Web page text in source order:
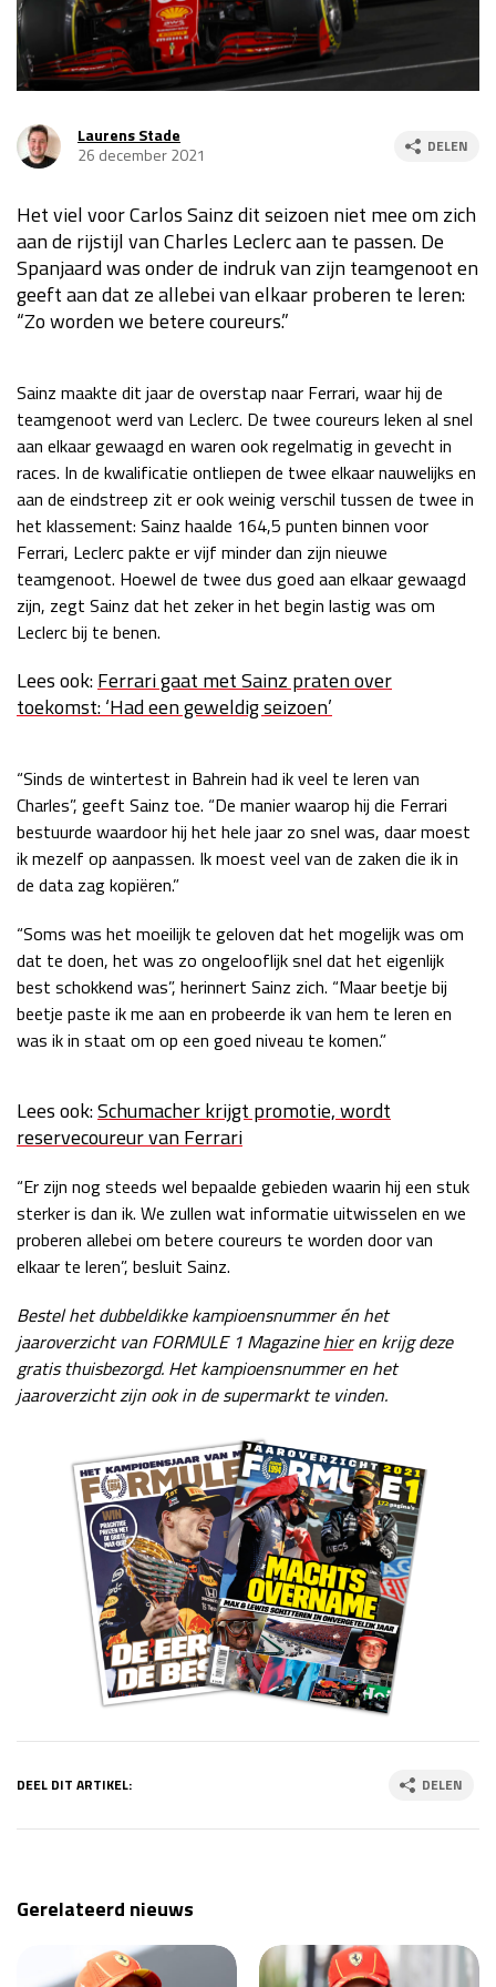
Race
za 13:00 - 15:00
Kwalificatie
za 23:00 - 00:00
Race
zo 21:00 - 23:00
GP MEXICO 2026 30 okt - 01 nov
Kwalificatie
za 22:00 - 23:00
Race
zo 21:00 - 23:00
Kwalificatie
za 19:00 - 20:00
Race
LAS VEGAS GRAND PRIX 2026 20 - 22 nov
Kwalificatie
za 05:00 - 06:00
Race
zo 05:00 - 07:00
Kwalificatie
za 19:00 - 20:00
Race
GP ABU DHABI 2026
Race
zo 14:00 - 16:00
Laurens Stade
26 december 2021
DELEN
Het viel voor Carlos Sainz dit seizoen niet mee om zich
aan de rijstijl van Charles Leclerc aan te passen. De
Spanjaard was onder de indruk van zijn teamgenoot en
geeft aan dat ze allebei van elkaar proberen te leren:
“Zo worden we betere coureurs.”
Sainz maakte dit jaar de overstap naar Ferrari, waar hij de
teamgenoot werd van Leclerc. De twee coureurs leken al snel
aan elkaar gewaagd en waren ook regelmatig in gevecht in
races. In de kwalificatie ontliepen de twee elkaar nauwelijks en
aan de eindstreep zit er ook weinig verschil tussen de twee in
het klassement: Sainz haalde 164,5 punten binnen voor
Ferrari, Leclerc pakte er vijf minder dan zijn nieuwe
teamgenoot. Hoewel de twee dus goed aan elkaar gewaagd
zijn, zegt Sainz dat het zeker in het begin lastig was om
Leclerc bij te benen.
Lees ook:Ferrari gaat met Sainz praten over
toekomst: ‘Had een geweldig seizoen’
“Sinds de wintertest in Bahrein had ik veel te leren van
Charles”, geeft Sainz toe. “De manier waarop hij die Ferrari
bestuurde waardoor hij het hele jaar zo snel was, daar moest
ik mezelf op aanpassen. Ik moest veel van de zaken die ik in
de data zag kopiëren.”
“Soms was het moeilijk te geloven dat het mogelijk was om
dat te doen, het was zo ongelooflijk snel dat het eigenlijk
best schokkend was”, herinnert Sainz zich. “Maar beetje bij
beetje paste ik me aan en probeerde ik van hem te leren en
was ik in staat om op een goed niveau te komen.”
Lees ook:Schumacher krijgt promotie, wordt
reservecoureur van Ferrari
“Er zijn nog steeds wel bepaalde gebieden waarin hij een stuk
sterker is dan ik. We zullen wat informatie uitwisselen en we
proberen allebei om betere coureurs te worden door van
elkaar te leren”, besluit Sainz.
Bestel het dubbeldikke kampioensnummer én het
jaaroverzicht van FORMULE 1 Magazinehieren krijg deze
gratis thuisbezorgd. Het kampioensnummer en het
jaaroverzicht zijn ook in de supermarkt te vinden.
DEEL DIT ARTIKEL: DELEN
Gerelateerd nieuws